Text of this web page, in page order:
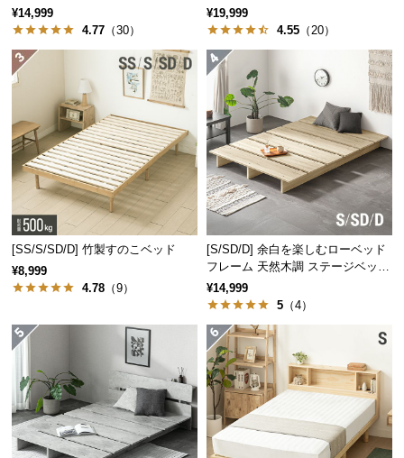
ー
ビ
ス
て
搬
入
経
路
つ
て
返
品・
キ
ャ
ン
高さ 約45㎝
一般的なベッド 当商品
¥14,999
4.77 （30）
可能
¥19,999
4.55 （20）
[SS/S/SD/D] 竹製すのこベッド
¥8,999
4.78 （9）
[S/SD/D] 余白を楽しむローベッド
フレーム 天然木調 ステージベッド
ロボット掃除機対応
¥14,999
5 （4）